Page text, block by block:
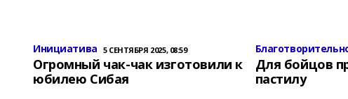
Инициатива 5 СЕНТЯБРЯ 2025, 08:59
Огромный чак-чак изготовили к
юбилею Сибая
Для бойцов
пастилу